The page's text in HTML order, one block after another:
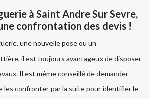
à Saint Andre Sur Sevre,
confrontation des devis !
une nouvelle pose ou un
il est toujours avantageux de disposer
Il est même conseillé de demander
les confronter par la suite pour identifier le